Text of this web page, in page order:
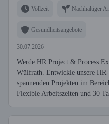
Vollzeit Nachhaltiger
Gesundheitsangebote
30.07.2026
Werde HR Project & Process
Wülfrath. Entwickle unsere
spannenden Projekten im
Flexible Arbeitszeiten und 30